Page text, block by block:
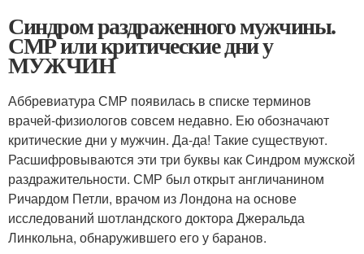
Синдром раздраженного мужчины.
СМР или критические дни у
МУЖЧИН
Аббревиатура СМР появилась в списке терминов
врачей-физиологов совсем недавно. Ею обозначают
критические дни у мужчин. Да-да! Такие существуют.
Расшифровываются эти три буквы как Синдром мужской
раздражительности. СМР был открыт англичанином
Ричардом Петли, врачом из Лондона на основе
исследований шотландского доктора Джеральда
Линкольна, обнаружившего его у баранов.